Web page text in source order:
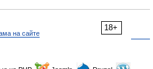
18+
на сайте